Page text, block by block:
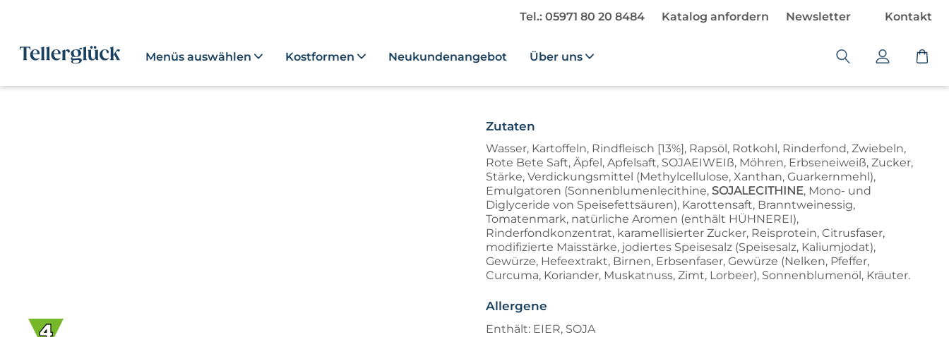
Tel.: 05971 80 20 8484 Katalog anfordern Newsletter Kontakt
Menüs auswählen Kostformen Neukundenangebot Über uns
Zutaten
Wasser, Kartoffeln, Rindfleisch [13%], Rapsöl, Rotkohl, Rinderfond, Zwiebeln,
Rote Bete Saft, Äpfel, Apfelsaft, SOJAEIWEIß, Möhren, Erbseneiweiß, Zucker,
Stärke, Verdickungsmittel (Methylcellulose, Xanthan, Guarkernmehl),
Emulgatoren (Sonnenblumenlecithine, SOJALECITHINE, Mono- und
Diglyceride von Speisefettsäuren), Karottensaft, Branntweinessig,
Tomatenmark, natürliche Aromen (enthält HÜHNEREI),
Rinderfondkonzentrat, karamellisierter Zucker, Reisprotein, Citrusfaser,
modifizierte Maisstärke, jodiertes Speisesalz (Speisesalz, Kaliumjodat),
Gewürze, Hefeextrakt, Birnen, Erbsenfaser, Gewürze (Nelken, Pfeffer,
Curcuma, Koriander, Muskatnuss, Zimt, Lorbeer), Sonnenblumenöl, Kräuter.
Allergene
Enthält: EIER, SOJA